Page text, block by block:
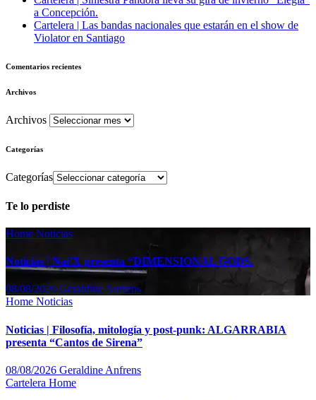
a Concepción.
Cartelera | Las bandas nacionales que estarán en el show de
Violator en Santiago
Comentarios recientes
Archivos
Archivos
Categorías
Categorías
Te lo perdiste
Home Noticias
Noticias | Nai’X presenta “DIMENSIONAL GODS.
08/08/2026 Geraldine Anfrens
Home Noticias
Noticias | Filosofía, mitología y post-punk: ALGARRABIA
presenta “Cantos de Sirena”
08/08/2026 Geraldine Anfrens
Cartelera Home